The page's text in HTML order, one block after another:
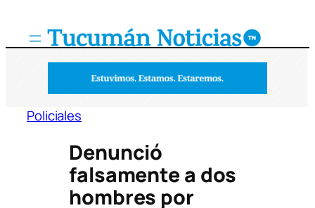
Policiales
Denunció
falsamente a dos
hombres por